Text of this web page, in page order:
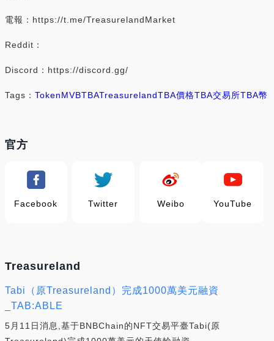
電報：https://t.me/TreasurelandMarket
Reddit：
Discord：https://discord.gg/
Tags： TokenMVBTBATreasurelandTBA價格TBA交易所TBA幣
官方
Facebook Twitter Weibo YouTube
Treasureland
Tabi（原Treasureland）完成1000萬美元融資
_TAB:ABLE
5月11日消息,基于BNBChain的NFT交易平臺Tabi(原